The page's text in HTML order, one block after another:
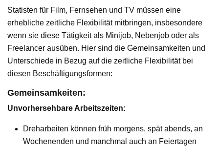
Statisten für Film, Fernsehen und TV müssen eine
erhebliche zeitliche Flexibilität mitbringen, insbesondere
wenn sie diese Tätigkeit als Minijob, Nebenjob oder als
Freelancer ausüben. Hier sind die Gemeinsamkeiten und
Unterschiede in Bezug auf die zeitliche Flexibilität bei
diesen Beschäftigungsformen:
Gemeinsamkeiten:
Unvorhersehbare Arbeitszeiten:
Dreharbeiten können früh morgens, spät abends, an
Wochenenden und manchmal auch an Feiertagen